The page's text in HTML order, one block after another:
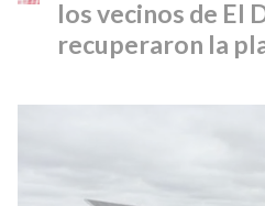
los vecinos de El
recuperaron la